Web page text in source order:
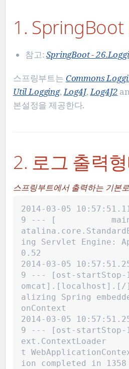
1.
참고:SpringBoot -
스프링부트는 Commons
Util Logging,Log4J,Log4J2
본설정을 제공한다.
2. 로그 출력
스프링부트에서 출력하는 기본
2014-03-05
9 --- [
ing Servlet Engine:
0.52
2014-03-05
9 --- [ost-
omcat].[localhost].[/
alizing Spring
onContext
2014-03-05
9 --- [ost-startStop-
ext.ContextLoader
t
ion completed in 1358